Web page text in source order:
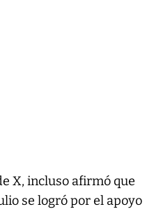
X, incluso afirmó que
se logró por el apoyo